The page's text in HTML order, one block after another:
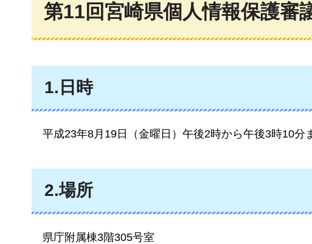
第11回宮崎県個人情報保護審
1.日時
平成23年8月19日（金曜日）午後2時から午後3時10分
2.場所
県庁附属棟3階305号室